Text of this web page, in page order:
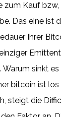
zum Kauf bzw,
Das eine ist
Ihrer
Warum sinkt es
bitcoin ist los
steigt die